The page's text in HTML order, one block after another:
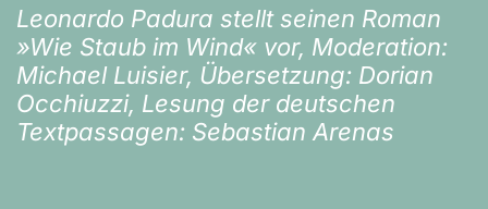
Leonardo Padura stellt seinen Roman
»Wie Staub im Wind« vor, Moderation:
Michael Luisier, Übersetzung: Dorian
Occhiuzzi, Lesung der deutschen
Textpassagen: Sebastian Arenas